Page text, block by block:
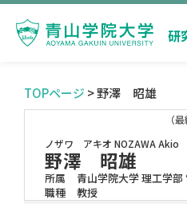
研
TOPページ > 野澤 昭雄
（
ノザワ アキオ NOZAWA Akio
野澤 昭雄
所属
青山学院大学 理工学
職種
教授